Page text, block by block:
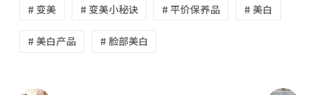
# 变美 # 变美小秘诀 # 平价保养品 # 美白
# 美白产品 # 脸部美白